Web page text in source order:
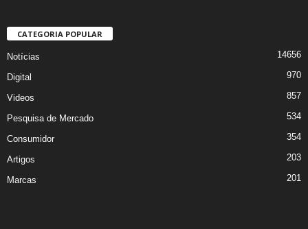
CATEGORIA POPULAR
Notícias 14656
Digital 970
Videos 857
Pesquisa de Mercado 534
Consumidor 354
Artigos 203
Marcas 201